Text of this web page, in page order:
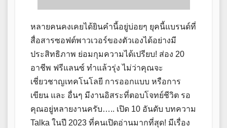
หลายคนคงเคยได้ยินคำนี้อยู่บ่อยๆ ยุคนี้แบรนด์ที่
สื่อสารซอฟต์พาวเวอร์ของตัวเองได้อย่างมี
ประสิทธิภาพ ย่อมกุมความได้เปรียบ! ส่อง 20
อาชีพ ฟรีแลนซ์ ทำแล้วรุ่ง ไม่ว่าคุณจะ
เชี่ยวชาญเทคโนโลยี การออกแบบ หรือการ
เขียน และ อื่นๆ มีงานอิสระที่ตอบโจทย์ชีวิต รอ
คุณอยู่หลายงานครับ….. เปิด 10 อันดับ บทความ
Talka ในปี 2023 ที่คนเปิดอ่านมากที่สุด! มีเรื่อง